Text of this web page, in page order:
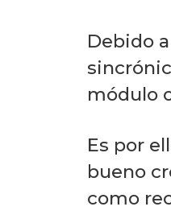
Debido
módulo
Es por
bueno
como